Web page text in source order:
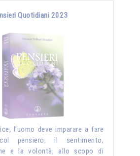
Quotidiani 2023
l’uomo deve imparare a fare
pensiero, il sentimento,
e la volontà, allo scopo di